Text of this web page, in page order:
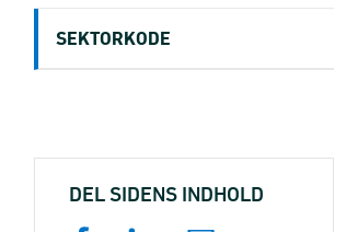
SEKTORKODE
DEL SIDENS INDHOLD